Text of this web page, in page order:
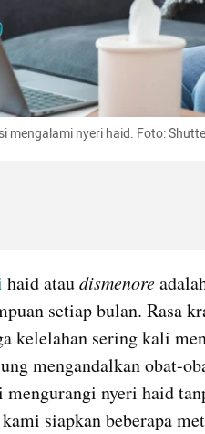
mengalami nyeri haid. Foto:
haid atau dismenore
setiap bulan. Rasa
kelelahan sering kali
mengandalkan obat-
mengurangi nyeri haid
siapkan beberapa